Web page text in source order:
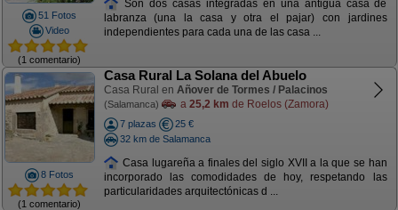
51 Fotos
Video
(1 comentario)
Son dos casas integradas en una antigua casa de
labranza (una la casa y otra el pajar) con jardines
independientes para cada una de las casa ...
8 Fotos
(1 comentario)
Casa Rural La Solana del Abuelo
Casa Rural en Añover de Tormes / Palacinos
(Salamanca) a 25,2 km de Roelos (Zamora)
7 plazas
25 €
32 km de Salamanca
Casa lugareña a finales del siglo XVII a la que se han
incorporado las comodidades de hoy, respetando las
particularidades arquitectónicas d ...